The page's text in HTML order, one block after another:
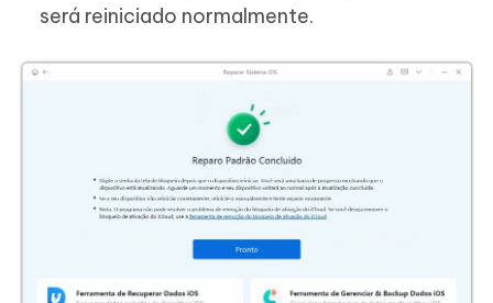
será reiniciado normalmente.